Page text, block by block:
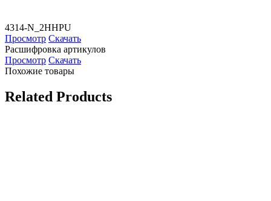
4314-N_2HHPU
Просмотр Скачать
Расшифровка артикулов
Просмотр Скачать
Похожие товары
Related Products